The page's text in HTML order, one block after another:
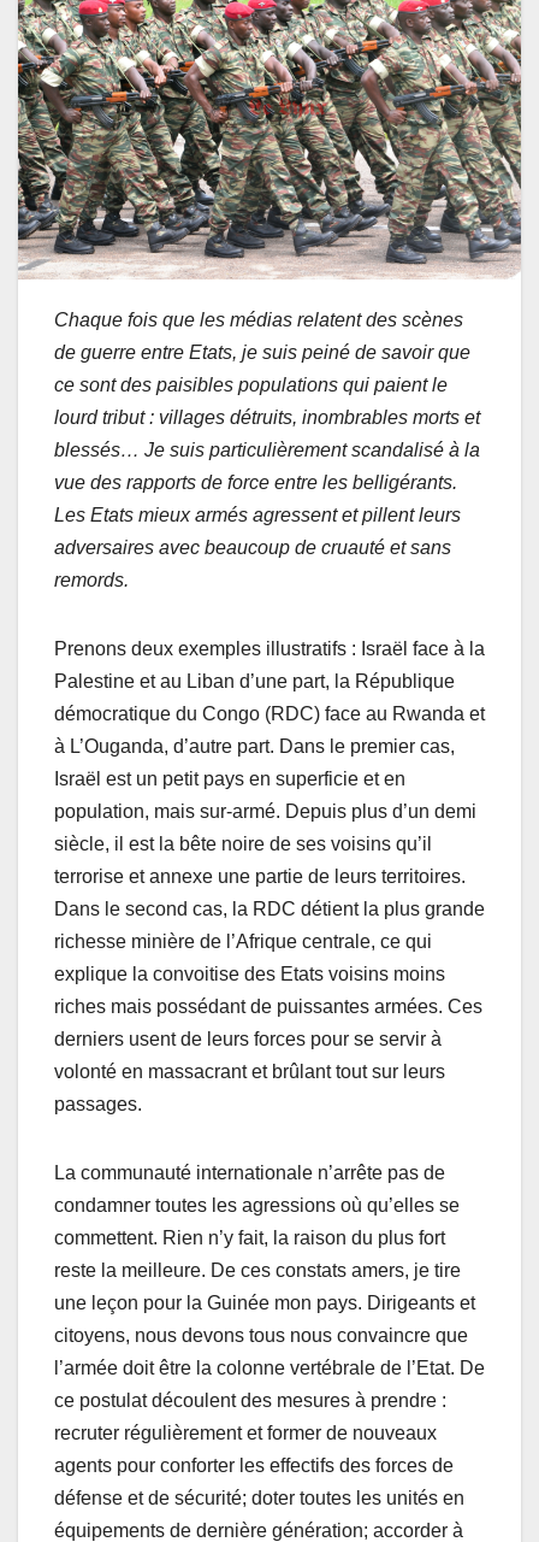
Chaque fois que les médias relatent des scènes
de guerre entre Etats, je suis peiné de savoir que
ce sont des paisibles populations qui paient le
lourd tribut : villages détruits, inombrables morts et
blessés… Je suis particulièrement scandalisé à la
vue des rapports de force entre les belligérants.
Les Etats mieux armés agressent et pillent leurs
adversaires avec beaucoup de cruauté et sans
remords.
Prenons deux exemples illustratifs : Israël face à la
Palestine et au Liban d’une part, la République
démocratique du Congo (RDC) face au Rwanda et
à L’Ouganda, d’autre part. Dans le premier cas,
Israël est un petit pays en superficie et en
population, mais sur-armé. Depuis plus d’un demi
siècle, il est la bête noire de ses voisins qu’il
terrorise et annexe une partie de leurs territoires.
Dans le second cas, la RDC détient la plus grande
richesse minière de l’Afrique centrale, ce qui
explique la convoitise des Etats voisins moins
riches mais possédant de puissantes armées. Ces
derniers usent de leurs forces pour se servir à
volonté en massacrant et brûlant tout sur leurs
passages.
La communauté internationale n’arrête pas de
condamner toutes les agressions où qu’elles se
commettent. Rien n’y fait, la raison du plus fort
reste la meilleure. De ces constats amers, je tire
une leçon pour la Guinée mon pays. Dirigeants et
citoyens, nous devons tous nous convaincre que
l’armée doit être la colonne vertébrale de l’Etat. De
ce postulat découlent des mesures à prendre :
recruter régulièrement et former de nouveaux
agents pour conforter les effectifs des forces de
défense et de sécurité; doter toutes les unités en
équipements de dernière génération; accorder à